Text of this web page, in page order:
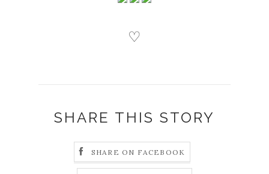
♡
SHARE THIS STORY
SHARE ON FACEBOOK